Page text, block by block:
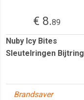
€ 8.89
Nuby Icy Bites
Sleutelringen Bijtring
Brandsaver